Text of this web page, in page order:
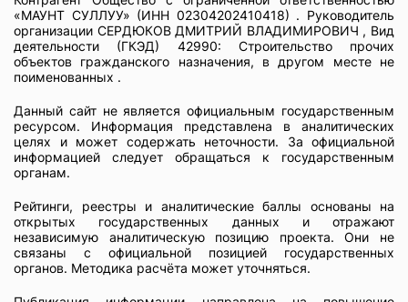
«МАУНТ СУЛЛУУ» (ИНН 02304202410418) . Руководитель
организации СЕРДЮКОВ ДМИТРИЙ ВЛАДИМИРОВИЧ , Вид
деятельности (ГКЭД) 42990: Строительство прочих
объектов гражданского назначения, в другом месте не
поименованных .
Данный сайт не является официальным государственным
ресурсом. Информация представлена в аналитических
целях и может содержать неточности. За официальной
информацией следует обращаться к государственным
органам.
Рейтинги, реестры и аналитические баллы основаны на
открытых государственных данных и отражают
независимую аналитическую позицию проекта. Они не
связаны с официальной позицией государственных
органов. Методика расчёта может уточняться.